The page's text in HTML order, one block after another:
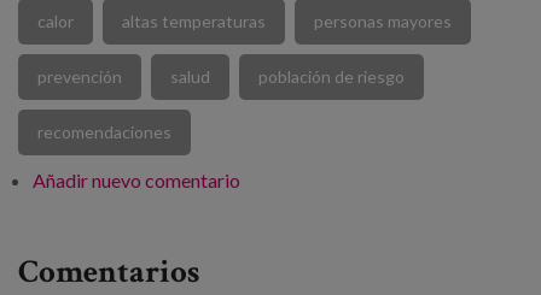
calor altas temperaturas personas mayores
prevención salud población de riesgo
recomendaciones
Añadir nuevo comentario
Comentarios